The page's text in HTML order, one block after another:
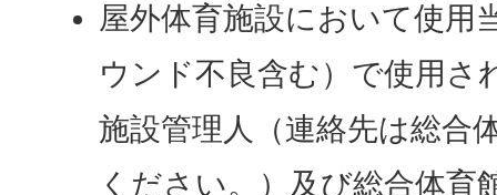
屋外体育施設において使用
ウンド不良含む）で使用さ
施設管理人（連絡先は総合
ください。）及び総合体育